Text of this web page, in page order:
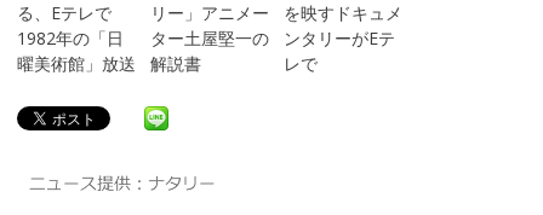
る、Eテレで
1982年の「日
曜美術館」放送
リー」アニメー
ター土屋堅一の
解説書
を映すドキュメ
ンタリーがEテ
レで